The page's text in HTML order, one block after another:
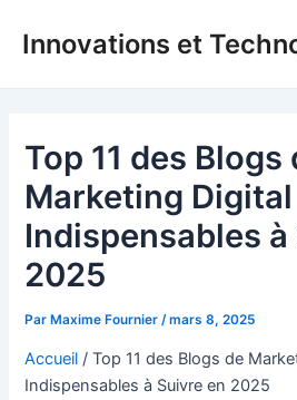
Innovations et
Top 11 des Blogs
Marketing Digital
Indispensables à
2025
ParMaxime Fournier /mars 8, 2025
Accueil /Top 11 des Blogs de
Indispensables à Suivre en 2025